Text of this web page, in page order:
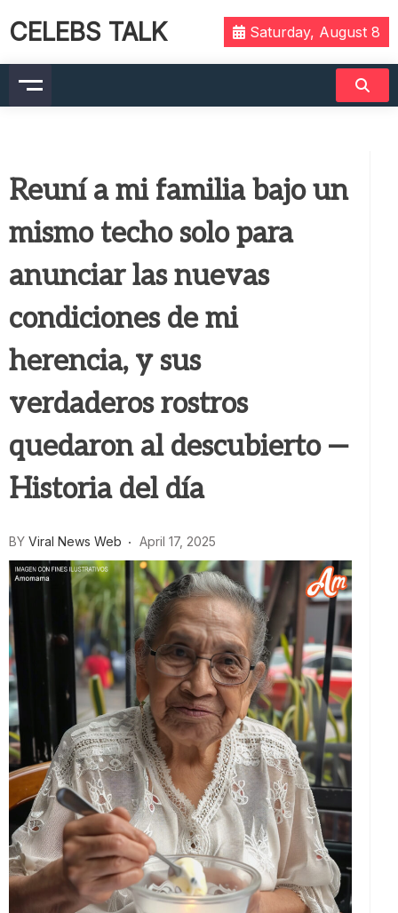
CELEBS TALK Saturday, August 8
Reuní a mi familia bajo un
mismo techo solo para
anunciar las nuevas
condiciones de mi
herencia, y sus
verdaderos rostros
quedaron al descubierto —
Historia del día
BY Viral News Web April 17, 2025